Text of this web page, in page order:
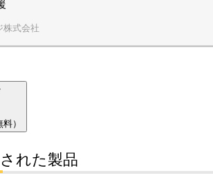
株式会社
）
れた 製品